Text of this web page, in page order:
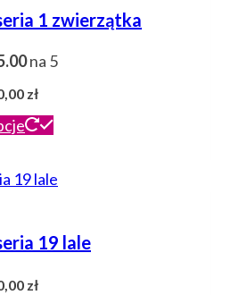
40,00 zł
wariantów.
Opcje
wybrać
stronie
1 zwierzątka
na 5
złZakres
cen:
15,00 zł
40,00 zł
Ten
ma
wariantów.
19 lale
złZakres